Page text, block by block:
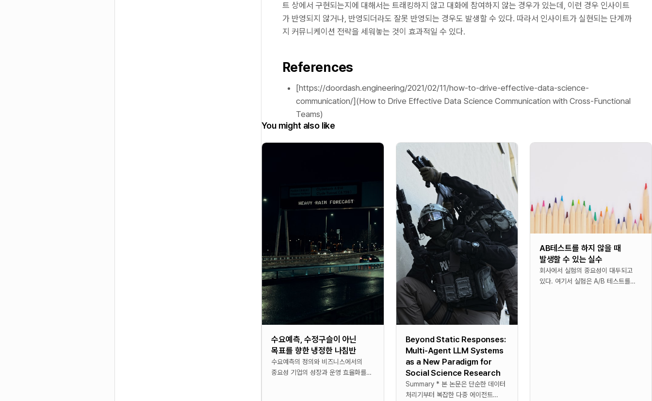
트 상에서 구현되는지에 대해서는 트래킹하지 않고 대화에 참여하지 않는 경우가 있는데, 이런 경우 인사이트
가 반영되지 않거나, 반영되더라도 잘못 반영되는 경우도 발생할 수 있다. 따라서 인사이트가 실현되는 단계까
지 커뮤니케이션 전략을 세워놓는 것이 효과적일 수 있다.
References
[https://doordash.engineering/2021/02/11/how-to-drive-effective-data-science-
communication/](How to Drive Effective Data Science Communication with Cross-Functional
Teams)
You might also like
수요예측, 수정구슬이 아닌
목표를 향한 냉정한 나침반
수요예측의 정의와 비즈니스에서의
중요성 기업의 성장과 운영 효율화를
Beyond Static Responses:
Multi-Agent LLM Systems
as a New Paradigm for
Social Science Research
Summary * 본 논문은 단순한 데이터
처리기부터 복잡한 다중 에이전트
AB테스트를 하지 않을 때
발생할 수 있는 실수
회사에서 실험의 중요성이 대두되고
있다. 여기서 실험은 A/B 테스트를